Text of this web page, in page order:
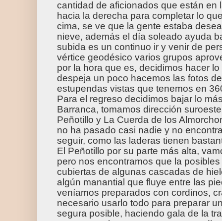
cantidad de aficionados que están en
hacia la derecha para completar lo
cima, se ve que la gente estaba
nieve, además el día soleado ayuda
subida es un continuo ir y venir de
vértice geodésico varios grupos
por la hora que es, decidimos hacer
despeja un poco hacemos las fotos
estupendas vistas que tenemos en
Para el regreso decidimos bajar lo
Barranca, tomamos dirección
Peñotillo y La Cuerda de los
no ha pasado casi nadie y no
seguir, como las laderas tienen
El Peñotillo por su parte más alta,
pero nos encontramos que la
cubiertas de algunas cascadas de
algún manantial que fluye entre las
veníamos preparados con cordinos,
necesario usarlo todo para preparar
segura posible, haciendo gala de la